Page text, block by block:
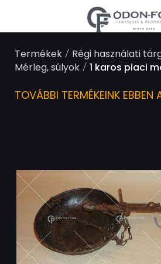
Termékek/ Régi használati
Mérleg, súlyok/1 karos piaci
TOVÁBBI TERMÉKEINK